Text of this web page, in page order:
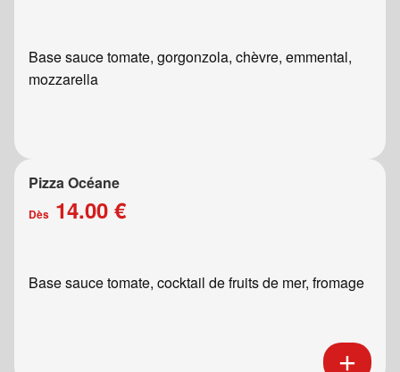
Base sauce tomate, gorgonzola, chèvre, emmental,
mozzarella
Pizza Océane
Dès 14.00 €
Base sauce tomate, cocktail de fruits de mer, fromage